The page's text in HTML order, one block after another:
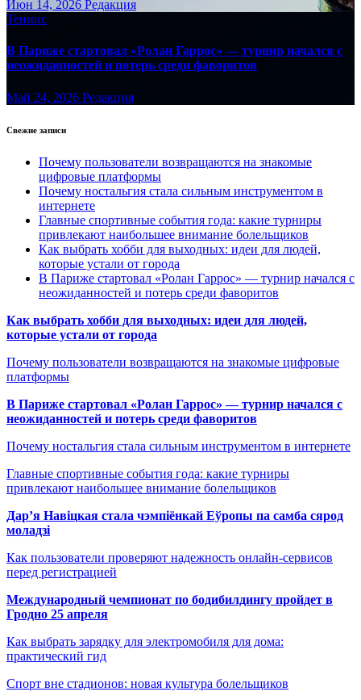
Июн 14, 2026 Редакция
Теннис
В Париже стартовал «Ролан Гаррос» — турнир начался с
неожиданностей и потерь среди фаворитов
Май 24, 2026 Редакция
Свежие записи
Почему пользователи возвращаются на знакомые
цифровые платформы
Почему ностальгия стала сильным инструментом в
интернете
Главные спортивные события года: какие турниры
привлекают наибольшее внимание болельщиков
Как выбрать хобби для выходных: идеи для людей,
которые устали от города
В Париже стартовал «Ролан Гаррос» — турнир начался с
неожиданностей и потерь среди фаворитов
Как выбрать хобби для выходных: идеи для людей,
которые устали от города
Почему пользователи возвращаются на знакомые цифровые
платформы
В Париже стартовал «Ролан Гаррос» — турнир начался с
неожиданностей и потерь среди фаворитов
Почему ностальгия стала сильным инструментом в интернете
Главные спортивные события года: какие турниры
привлекают наибольшее внимание болельщиков
Дар’я Навіцкая стала чэмпіёнкай Еўропы па самба сярод
моладзі
Как пользователи проверяют надежность онлайн-сервисов
перед регистрацией
Международный чемпионат по бодибилдингу пройдет в
Гродно 25 апреля
Как выбрать зарядку для электромобиля для дома:
практический гид
Спорт вне стадионов: новая культура болельщиков